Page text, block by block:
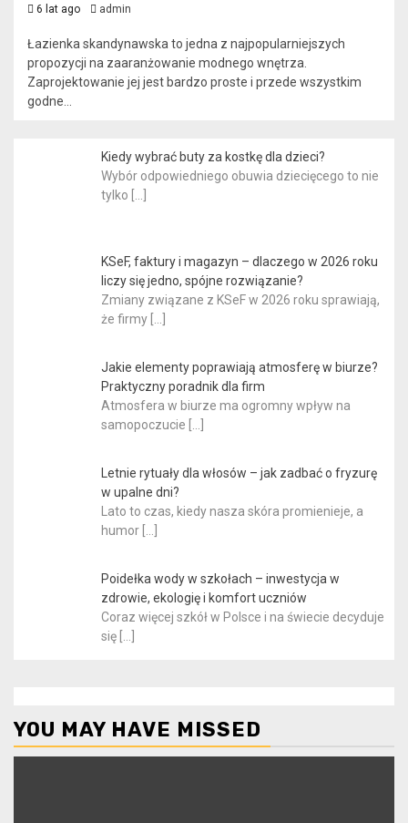
6 lat ago admin
Łazienka skandynawska to jedna z najpopularniejszych
propozycji na zaaranżowanie modnego wnętrza.
Zaprojektowanie jej jest bardzo proste i przede wszystkim
godne...
Kiedy wybrać buty za kostkę dla dzieci?
Wybór odpowiedniego obuwia dziecięcego to nie
tylko
KSeF, faktury i magazyn – dlaczego w 2026 roku
liczy się jedno, spójne rozwiązanie?
Zmiany związane z KSeF w 2026 roku sprawiają,
że firmy […]
Jakie elementy poprawiają atmosferę w biurze?
Praktyczny poradnik dla firm
Atmosfera w biurze ma ogromny wpływ na
samopoczucie
Letnie rytuały dla włosów – jak zadbać o fryzurę
w upalne dni?
Lato to czas, kiedy nasza skóra promienieje, a
humor
Poidełka wody w szkołach – inwestycja w
zdrowie, ekologię i komfort uczniów
Coraz więcej szkół w Polsce i na świecie decyduje
się […]
YOU MAY HAVE MISSED